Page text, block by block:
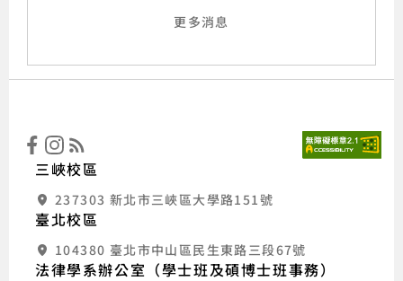
更多消息
三峽校區
237303 新北市三峽區大學路151號
臺北校區
104380 臺北市中山區民生東路三段67號
法律學系辦公室（學士班及碩博士班事務）